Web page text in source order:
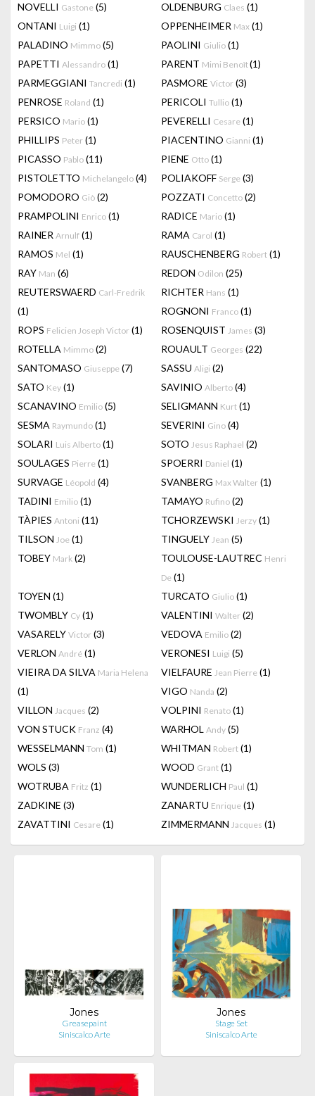
NOVELLI Gastone (5) OLDENBURG Claes (1)
ONTANI Luigi (1) OPPENHEIMER Max (1)
PALADINO Mimmo (5) PAOLINI Giulio (1)
PAPETTI Alessandro (1) PARENT Mimi Benoît(1)
PARMEGGIANI Tancredi (1) PASMORE Victor (3)
PENROSE Roland (1) PERICOLI Tullio (1)
PERSICO Mario (1) PEVERELLI Cesare (1)
PHILLIPS Peter (1) PIACENTINO Gianni (1)
PICASSO Pablo (11) PIENE Otto (1)
PISTOLETTO Michelangelo (4) POLIAKOFF Serge (3)
POMODORO Giò (2) POZZATI Concetto (2)
PRAMPOLINI Enrico (1) RADICE Mario (1)
RAINER Arnulf (1) RAMA Carol (1)
RAMOS Mel (1) RAUSCHENBERG Robert (1)
RAY Man (6) REDON Odilon (25)
REUTERSWAERD Carl-Fredrik
(1)
RICHTER Hans (1)
ROGNONI Franco (1)
ROPS Felicien Joseph Victor (1) ROSENQUIST James (3)
ROTELLA Mimmo (2) ROUAULT Georges (22)
SANTOMASO Giuseppe (7) SASSU Aligi (2)
SATO Key (1) SAVINIO Alberto (4)
SCANAVINO Emilio (5) SELIGMANN Kurt (1)
SESMA Raymundo (1) SEVERINI Gino (4)
SOLARI Luis Alberto (1) SOTO Jesus Raphael (2)
SOULAGES Pierre (1) SPOERRI Daniel (1)
SURVAGE Léopold (4) SVANBERG Max Walter (1)
TADINI Emilio (1) TAMAYO Rufino (2)
TÀPIES Antoni (11) TCHORZEWSKI Jerzy (1)
TILSON Joe (1) TINGUELY Jean (5)
TOBEY Mark (2) TOULOUSE-LAUTREC Henri
De (1)
TOYEN (1) TURCATO Giulio (1)
TWOMBLY Cy (1) VALENTINI Walter (2)
VASARELY Victor (3) VEDOVA Emilio (2)
VERLON André (1) VERONESI Luigi (5)
VIEIRA DA SILVA Maria Helena
(1)
VIELFAURE Jean Pierre (1)
VIGO Nanda (2)
VILLON Jacques (2) VOLPINI Renato (1)
VON STUCK Franz (4) WARHOL Andy (5)
WESSELMANN Tom (1) WHITMAN Robert (1)
WOLS (3) WOOD Grant (1)
WOTRUBA Fritz (1) WUNDERLICH Paul (1)
ZADKINE (3) ZANARTU Enrique (1)
ZAVATTINI Cesare (1) ZIMMERMANN Jacques (1)
Jones
Greasepaint
Siniscalco Arte
Jones
Stage Set
Siniscalco Arte